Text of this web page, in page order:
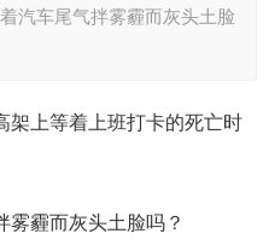
汽车尾气拌雾霾而灰头土脸
架上等着上班打卡的死亡时
雾霾而灰头土脸吗？